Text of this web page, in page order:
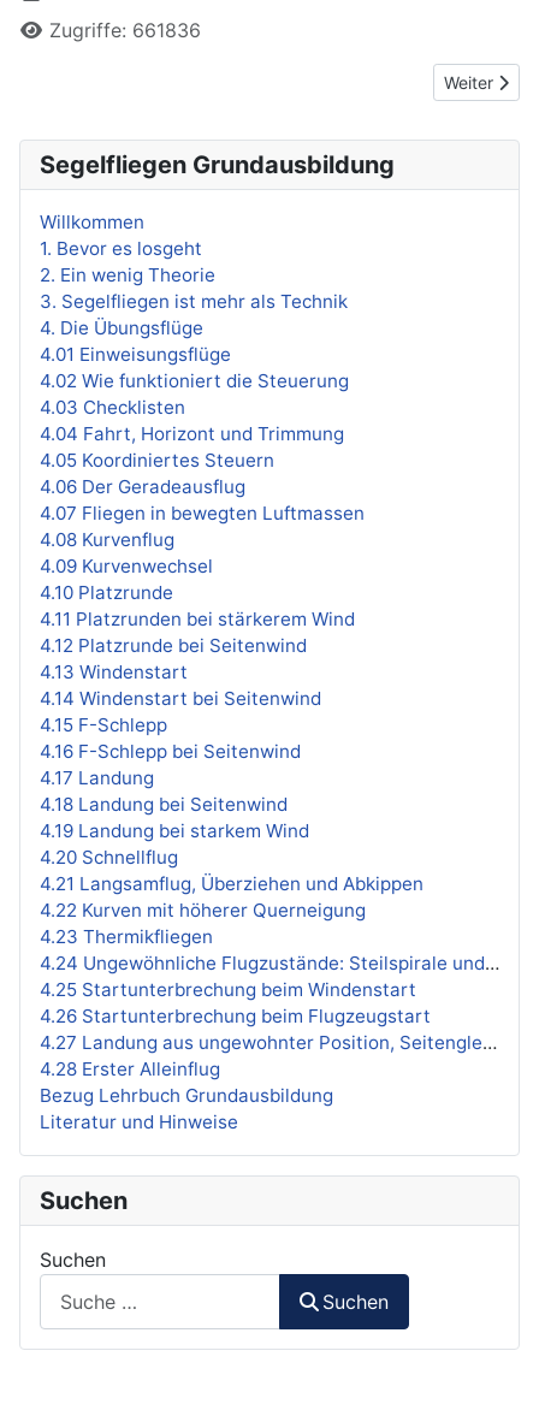
Zugriffe: 661836
Nächster
Weiter
Segelfliegen Grundausbildung
Willkommen
1. Bevor es losgeht
2. Ein wenig Theorie
3. Segelfliegen ist mehr als Technik
4. Die Übungsflüge
4.01 Einweisungsflüge
4.02 Wie funktioniert die Steuerung
4.03 Checklisten
4.04 Fahrt, Horizont und Trimmung
4.05 Koordiniertes Steuern
4.06 Der Geradeausflug
4.07 Fliegen in bewegten Luftmassen
4.08 Kurvenflug
4.09 Kurvenwechsel
4.10 Platzrunde
4.11 Platzrunden bei stärkerem Wind
4.12 Platzrunde bei Seitenwind
4.13 Windenstart
4.14 Windenstart bei Seitenwind
4.15 F-Schlepp
4.16 F-Schlepp bei Seitenwind
4.17 Landung
4.18 Landung bei Seitenwind
4.19 Landung bei starkem Wind
4.20 Schnellflug
4.21 Langsamflug, Überziehen und Abkippen
4.22 Kurven mit höherer Querneigung
4.23 Thermikfliegen
4.24 Ungewöhnliche Flugzustände: Steilspirale und Trudeln
4.25 Startunterbrechung beim Windenstart
4.26 Startunterbrechung beim Flugzeugstart
4.27 Landung aus ungewohnter Position, Seitengleitflug
4.28 Erster Alleinflug
Bezug Lehrbuch Grundausbildung
Literatur und Hinweise
Suchen
Suchen
Suchen